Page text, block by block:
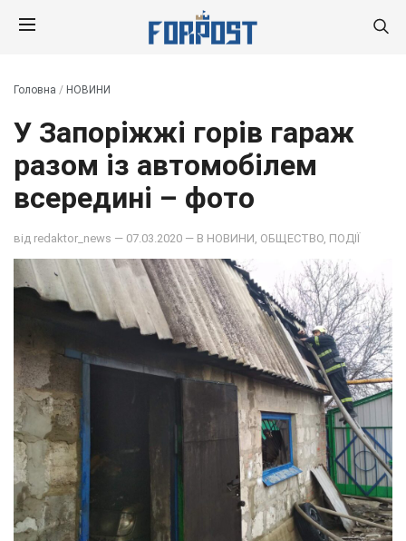
Головна / НОВИНИ
У Запоріжжі горів гараж
разом із автомобілем
всередині – фото
від redaktor_news — 07.03.2020 — В НОВИНИ ОБЩЕСТВО ПОДІЇ